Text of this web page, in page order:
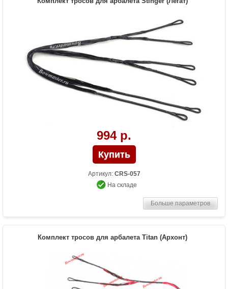
994 р.
Артикул: CRS-057
На складе
Больше параметров
Комплект тросов для арбалета Titan (Архонт)